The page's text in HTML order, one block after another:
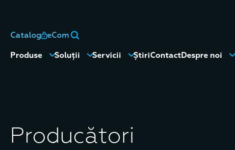
Catalog eCom
Produse Soluții Servicii ȘtiriContactDespre noi
Producători